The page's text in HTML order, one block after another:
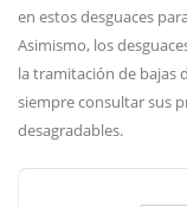
en estos desguaces
Asimismo, los
la tramitación de bajas
siempre consultar sus
desagradables.